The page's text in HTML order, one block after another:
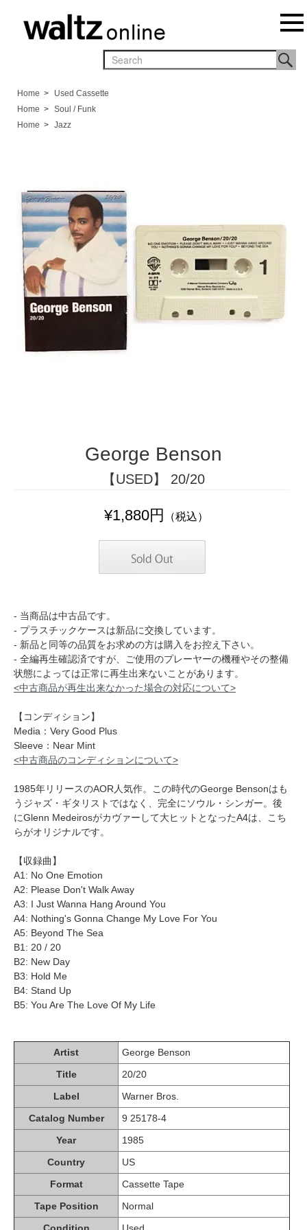
Home >
Used Cassette
Home > Soul / Funk
Home > Jazz
George Benson
【USED】 20/20
¥1,880円 （税込）
- 当商品は中古品です。
- プラスチックケースは新品に交換しています。
- 新品と同等の品質をお求めの方は購入をお控え下さい。
- 全編再生確認済ですが、ご使用のプレーヤーの機種やその整備
状態によっては正常に再生出来ないことがあります。
<中古商品が再生出来なかった場合の対応について>
【コンディション】
Media：Very Good Plus
Sleeve：Near Mint
<中古商品のコンディションについて>
1985年リリースのAOR人気作。この時代のGeorge Bensonはも
うジャズ・ギタリストではなく、完全にソウル・シンガー。後
にGlenn Medeirosがカヴァーして大ヒットとなったA4は、こち
らがオリジナルです。
【収録曲】
A1: No One Emotion
A2: Please Don't Walk Away
A3: I Just Wanna Hang Around You
A4: Nothing's Gonna Change My Love For You
A5: Beyond The Sea
B1: 20 / 20
B2: New Day
B3: Hold Me
B4: Stand Up
B5: You Are The Love Of My Life
Artist
George Benson
Title
20/20
Label
Warner Bros.
Catalog Number
9 25178-4
Year
1985
Country
US
Format
Cassette Tape
Tape Position
Normal